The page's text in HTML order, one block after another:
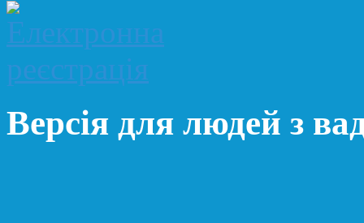
Версія для людей з